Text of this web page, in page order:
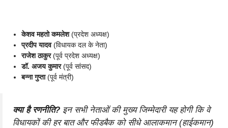
केशव महतो कमलेश(प्रदेश अध्यक्ष)
प्रदीप यादव(विधायक दल के नेता)
राजेश ठाकुर(पूर्व प्रदेश अध्यक्ष)
डॉ. अजय कुमार(पूर्व सांसद)
बन्ना गुप्ता(पूर्व मंत्री)
क्या है रणनीति? इन सभी नेताओं की मुख्य जिम्मेदारी यह होगी कि वे
विधायकों की हर बात और फीडबैक को सीधे आलाकमान (हाईकमान)